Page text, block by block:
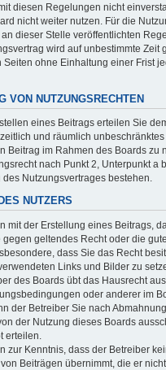
diesen Regelungen nicht
nicht weiter nutzen. Für die
dieser Stelle veröffentlichten
wird auf unbestimmte Zeit
Seiten ohne Einhaltung einer Frist
VON NUTZUNGSRECHTEN
eines Beitrags erteilen Sie
und räumlich
Beitrag im Rahmen des Boards zu
nach Punkt 2, Unterpunkt a
des Nutzungsvertrages bestehen.
NUTZERS
mit der Erstellung eines Beitrags,
gegen geltendes Recht oder die
dass Sie das Recht
Links und Bilder zu
des Boards übt das Hausrecht
oder anderer im
der Betreiber Sie nach
der Nutzung dieses Boards
erteilen.
zur Kenntnis, dass der Betreiber
Beiträgen übernimmt, die er